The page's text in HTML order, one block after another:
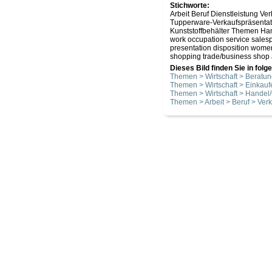
Stichworte:
Arbeit Beruf Dienstleistung
Tupperware-
Kunststoffbehälter Themen
work occupation service
presentation disposition
shopping trade/business shop
Dieses Bild finden Sie in
Themen > Wirtschaft >
Themen > Wirtschaft >
Themen > Wirtschaft >
Themen > Arbeit > Beruf >